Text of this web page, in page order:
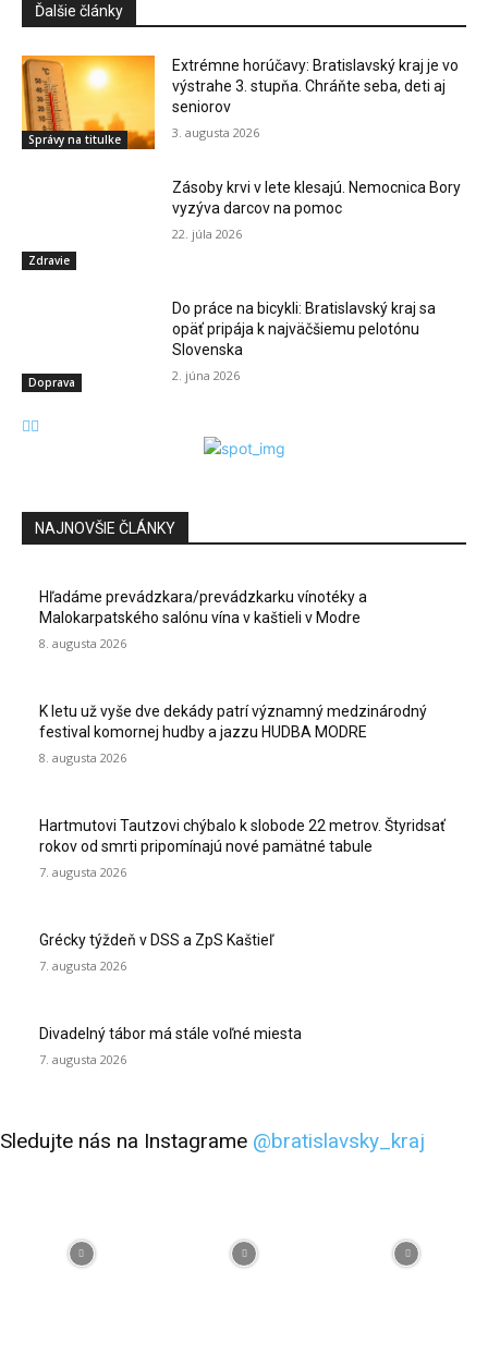
Ďalšie články
Správy na titulke
Extrémne horúčavy: Bratislavský kraj je vo
výstrahe 3. stupňa. Chráňte seba, deti aj
seniorov
3. augusta 2026
Zdravie
Zásoby krvi v lete klesajú. Nemocnica Bory
vyzýva darcov na pomoc
22. júla 2026
Doprava
Do práce na bicykli: Bratislavský kraj sa
opäť pripája k najväčšiemu pelotónu
Slovenska
2. júna 2026
NAJNOVŠIE ČLÁNKY
Hľadáme prevádzkara/prevádzkarku vínotéky a
Malokarpatského salónu vína v kaštieli v Modre
8. augusta 2026
K letu už vyše dve dekády patrí významný medzinárodný
festival komornej hudby a jazzu HUDBA MODRE
8. augusta 2026
Hartmutovi Tautzovi chýbalo k slobode 22 metrov. Štyridsať
rokov od smrti pripomínajú nové pamätné tabule
7. augusta 2026
Grécky týždeň v DSS a ZpS Kaštieľ
7. augusta 2026
Divadelný tábor má stále voľné miesta
7. augusta 2026
Sledujte nás na Instagrame @bratislavsky_kraj